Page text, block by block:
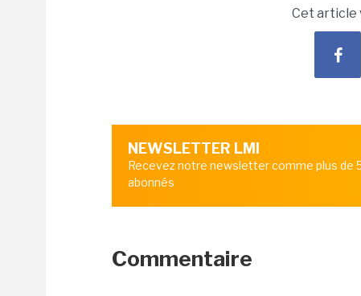
Cet article
NEWSLETTER LMI
Recevez notre newsletter comme plus de
abonnés
Commentaire